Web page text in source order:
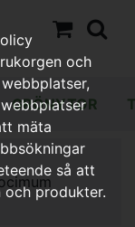
GRÖNYTOR
och
mäta
så att
produkter.